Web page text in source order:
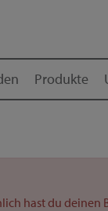
Produkte
hast du deinen